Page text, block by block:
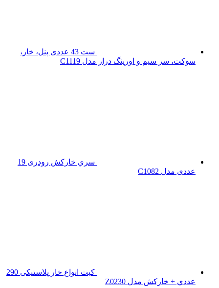
ست 43 عددی پنل، خار،
سوکت، سر سیم و اورینگ درار مدل C1119
سري خارکش رودری 19
عددی مدل C1082
کیت انواع خار پلاستیکی 290
عددي + خارکش مدل Z0230